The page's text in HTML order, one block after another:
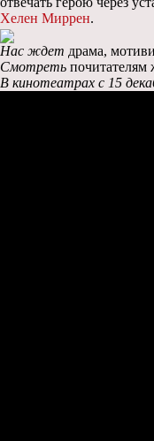
Хелен Миррен.
Нас ждет драма,
Смотреть
В кинотеатрах c 15